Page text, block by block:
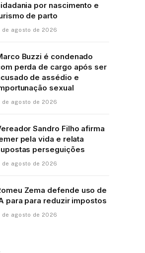
por nascimento e
de parto
de agosto de 2026
Buzzi é condenado
perda de cargo após ser
de assédio e
sexual
de agosto de 2026
Sandro Filho afirma
pela vida e relata
perseguições
de agosto de 2026
Zema defende uso de
para para reduzir impostos
de agosto de 2026